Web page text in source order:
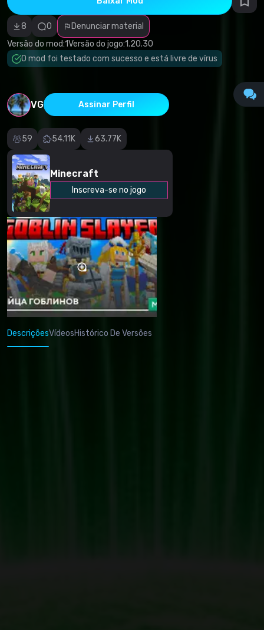
8 0
Denunciar material
Versão do mod:1Versão do jogo:1.20.30
O mod foi testado com sucesso e está livre de vírus
VG Assinar Perfil
59 54.11K 63.77K
Minecraft
Inscreva-se no jogo
incorreta
Software
malicioso/vírus
Conteúdo não
funcional
Descrição
DescriçõesVídeosHistórico De Versões
Download (227.26 Kb)